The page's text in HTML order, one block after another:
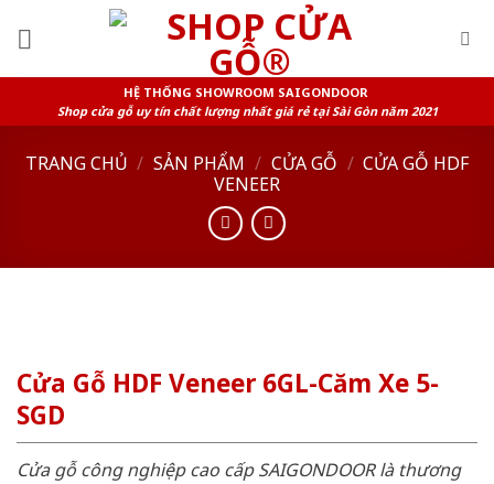
HỆ THỐNG SHOWROOM SAIGONDOOR
Shop cửa gỗ uy tín chất lượng nhất giá rẻ tại Sài Gòn năm 2021
TRANG CHỦ / SẢN PHẨM / CỬA GỖ / CỬA GỖ HDF
VENEER
Cửa Gỗ HDF Veneer 6GL-Căm Xe 5-
SGD
Cửa gỗ công nghiệp cao cấp SAIGONDOOR là thương